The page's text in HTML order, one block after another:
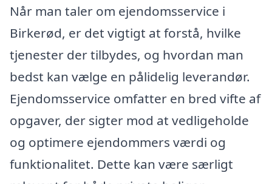
Når man taler om ejendomsservice i
Birkerød, er det vigtigt at forstå, hvilke
tjenester der tilbydes, og hvordan man
bedst kan vælge en pålidelig leverandør.
Ejendomsservice omfatter en bred vifte af
opgaver, der sigter mod at vedligeholde
og optimere ejendommers værdi og
funktionalitet. Dette kan være særligt